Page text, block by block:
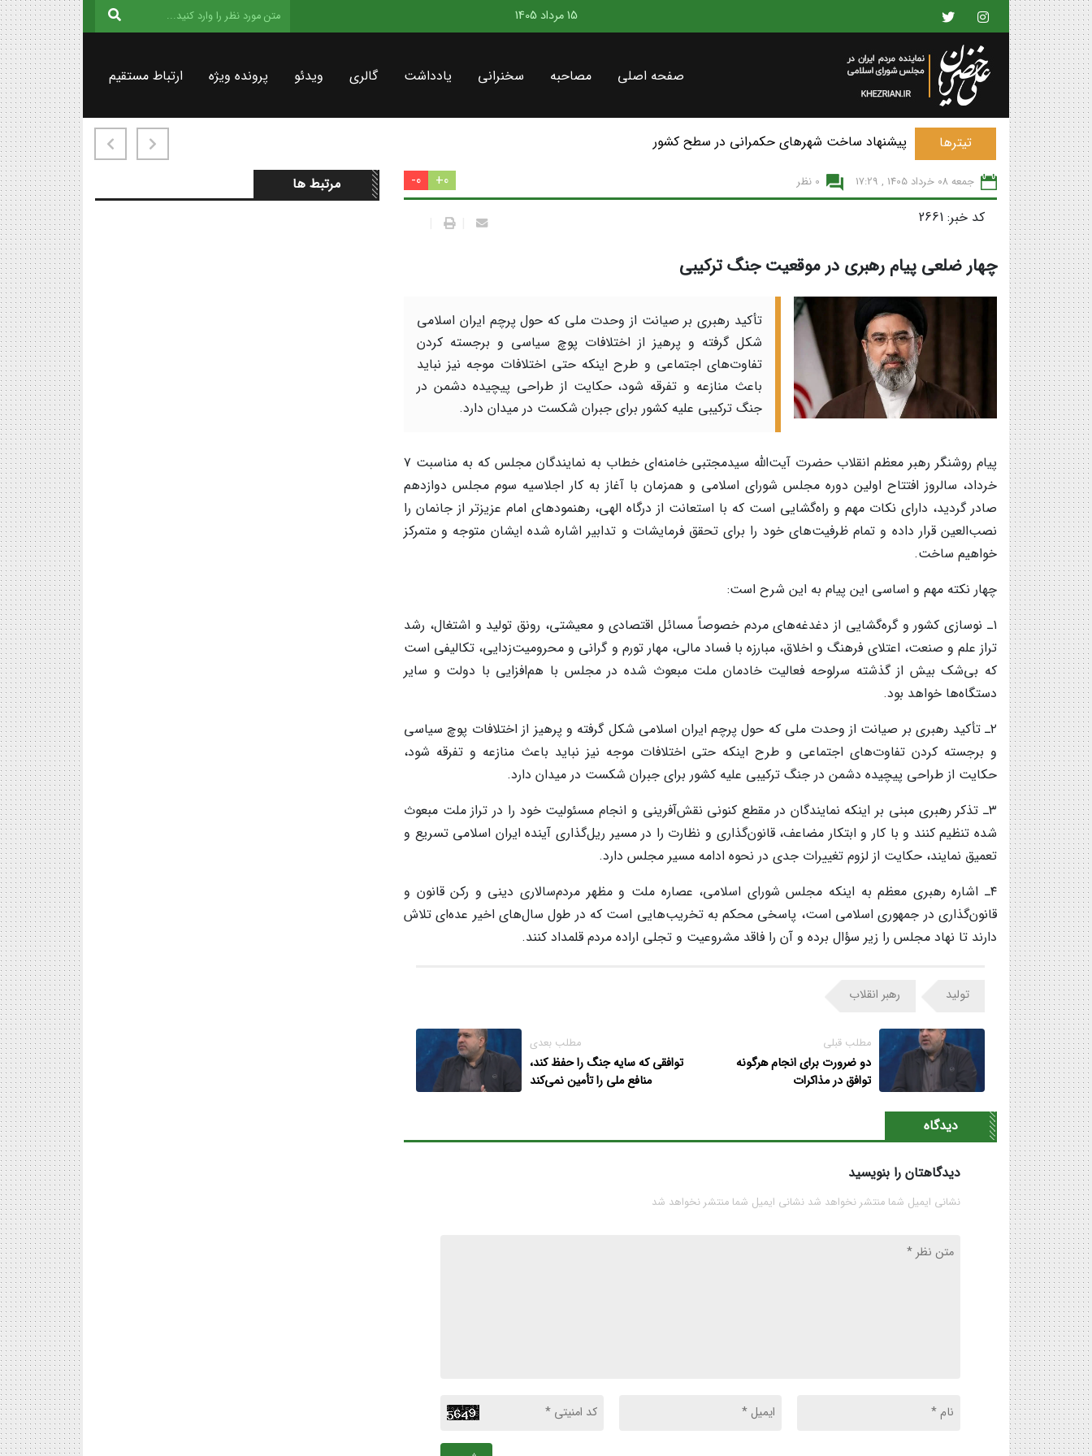
15 مرداد 1405
صفحه اصلی مصاحبه سخنرانی یادداشت گالری ویدئو پرونده ویژه ارتباط مستقیم
تیترها پیشنهاد ساخت شهرهای حکمرانی در سطح کشور
جمعه 08 خرداد 1405 , 17:29 0 نظر 0+
0-
کد خبر: 2661
چهار ضلعی پیام رهبری در موقعیت جنگ ترکیبی
تأکید رهبری بر صیانت از وحدت ملی که حول پرچم ایران اسلامی
شکل گرفته و پرهیز از اختلافات پوچ سیاسی و برجسته کردن
تفاوت‌های اجتماعی و طرح اینکه حتی اختلافات موجه نیز نباید
باعث منازعه و تفرقه شود، حکایت از طراحی پیچیده دشمن در
جنگ ترکیبی علیه کشور برای جبران شکست در میدان دارد.
پیام روشنگر رهبر معظم انقلاب حضرت آیت‌الله سیدمجتبی خامنه‌ای خطاب به نمایندگان مجلس که به مناسبت ۷
خرداد، سالروز افتتاح اولین دوره مجلس شورای اسلامی و همزمان با آغاز به کار اجلاسیه سوم مجلس دوازدهم
صادر گردید، دارای نکات مهم و راه‌گشایی است که با استعانت از درگاه الهی، رهنمودهای امام عزیزتر از جانمان را
نصب‌العین قرار داده و تمام ظرفیت‌های خود را برای تحقق فرمایشات و تدابیر اشاره شده ایشان متوجه و متمرکز
خواهیم ساخت.
چهار نکته مهم و اساسی این پیام به این شرح است:
۱ـ نوسازی کشور و گره‌گشایی از دغدغه‌های مردم خصوصاً مسائل اقتصادی و معیشتی، رونق تولید و اشتغال، رشد
تراز علم و صنعت، اعتلای فرهنگ و اخلاق، مبارزه با فساد مالی، مهار تورم و گرانی و محرومیت‌زدایی، تکالیفی است
که بی‌شک بیش از گذشته سرلوحه فعالیت خادمان ملت مبعوث شده در مجلس با هم‌افزایی با دولت و سایر
دستگاه‌‌ها خواهد بود.
۲ـ تأکید رهبری بر صیانت از وحدت ملی که حول پرچم ایران اسلامی شکل گرفته و پرهیز از اختلافات پوچ سیاسی
و برجسته کردن تفاوت‌های اجتماعی و طرح اینکه حتی اختلافات موجه نیز نباید باعث منازعه و تفرقه شود،
حکایت از طراحی پیچیده دشمن در جنگ ترکیبی علیه کشور برای جبران شکست در میدان دارد.
۳ـ تذکر رهبری مبنی بر اینکه نمایندگان در مقطع کنونی نقش‌آفرینی و انجام مسئولیت خود را در تراز ملت مبعوث
شده تنظیم کنند و با کار و ابتکار مضاعف، قانون‌گذاری و نظارت را در مسیر ریل‌گذاری آینده ایران اسلامی تسریع و
تعمیق نمایند، حکایت از لزوم تغییرات جدی در نحوه ادامه مسیر مجلس دارد.
۴ـ اشاره رهبری معظم به اینکه مجلس شورای اسلامی، عصاره ملت و مظهر مردم‌سالاری دینی و رکن قانون و
قانون‌گذاری در جمهوری اسلامی است، پاسخی محکم به تخریب‌هایی است که در طول سال‌های اخیر عده‌ای تلاش
دارند تا نهاد مجلس را زیر سؤال برده و آن را فاقد مشروعیت و تجلی اراده مردم قلمداد کنند.
تولید رهبر انقلاب
مطلب قبلی
دو ضرورت برای انجام هرگونه
توافق در مذاکرات
مطلب بعدی
توافقی که سایه جنگ را حفظ کند،
منافع ملی را تأمین نمی‌کند
دیدگاه
دیدگاهتان را بنویسید
نشانی ایمیل شما منتشر نخواهد شد نشانی ایمیل شما منتشر نخواهد شد
مرتبط ها